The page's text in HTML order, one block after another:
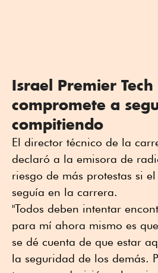
Israel Premier Tech
compromete a
compitiendo
El director técnico de la
declaró a la emisora de
riesgo de más protestas si
seguía en la carrera.
"Todos deben intentar
para mí ahora mismo es
se dé cuenta de que estar
la seguridad de los demás.